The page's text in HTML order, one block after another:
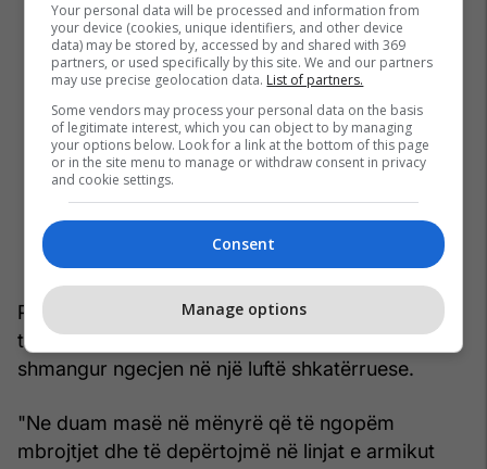
Por forcat ajrore nuk do të braktisin armët me
teknologji të lartë dhe kosto të lartë për të
shmangur ngecjen në një luftë shkatërruese.
"Ne duam masë në mënyrë që të ngopëm
mbrojtjet dhe të depërtojmë në linjat e armikut
Your personal data will be processed and information from
your device (cookies, unique identifiers, and other device
data) may be stored by, accessed by and shared with 369
partners, or used specifically by this site. We and our partners
may use precise geolocation data. List of partners.
Some vendors may process your personal data on the basis
of legitimate interest, which you can object to by managing
your options below. Look for a link at the bottom of this page
or in the site menu to manage or withdraw consent in privacy
and cookie settings.
Consent
Manage options